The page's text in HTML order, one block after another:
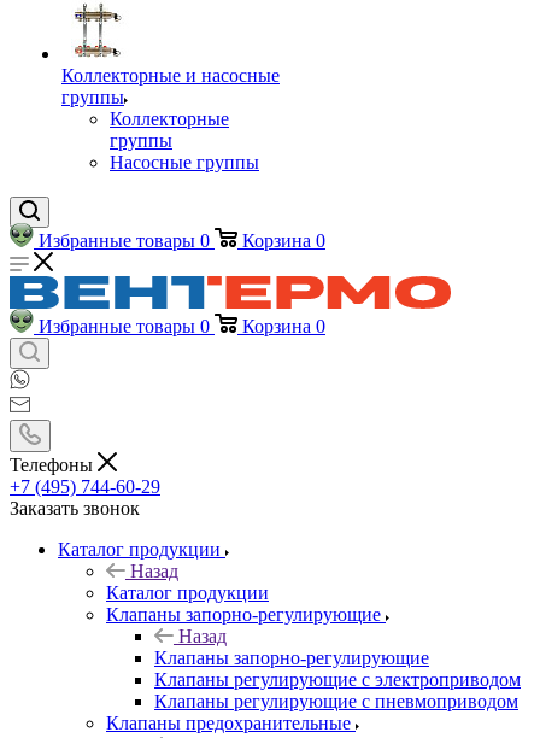
Коллекторные и насосные
группы
Коллекторные
группы
Насосные группы
Избранные товары 0 Корзина 0
Избранные товары 0 Корзина 0
Телефоны
+7 (495) 744-60-29
Заказать звонок
Каталог продукции
Назад
Каталог продукции
Клапаны запорно-регулирующие
Назад
Клапаны запорно-регулирующие
Клапаны регулирующие с электроприводом
Клапаны регулирующие с пневмоприводом
Клапаны предохранительные